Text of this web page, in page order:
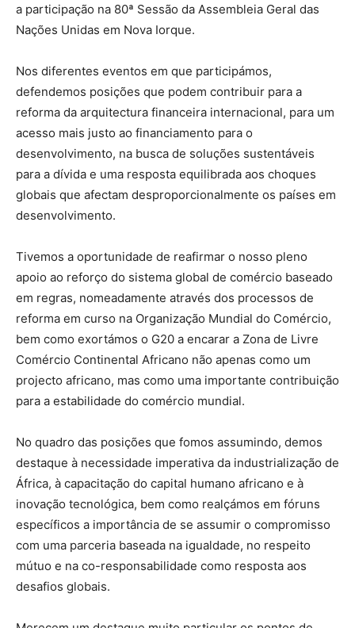
a participação na 80ª Sessão da Assembleia Geral das
Nações Unidas em Nova Iorque.
Nos diferentes eventos em que participámos,
defendemos posições que podem contribuir para a
reforma da arquitectura financeira internacional, para um
acesso mais justo ao financiamento para o
desenvolvimento, na busca de soluções sustentáveis
para a dívida e uma resposta equilibrada aos choques
globais que afectam desproporcionalmente os países em
desenvolvimento.
Tivemos a oportunidade de reafirmar o nosso pleno
apoio ao reforço do sistema global de comércio baseado
em regras, nomeadamente através dos processos de
reforma em curso na Organização Mundial do Comércio,
bem como exortámos o G20 a encarar a Zona de Livre
Comércio Continental Africano não apenas como um
projecto africano, mas como uma importante contribuição
para a estabilidade do comércio mundial.
No quadro das posições que fomos assumindo, demos
destaque à necessidade imperativa da industrialização de
África, à capacitação do capital humano africano e à
inovação tecnológica, bem como realçámos em fóruns
específicos a importância de se assumir o compromisso
com uma parceria baseada na igualdade, no respeito
mútuo e na co-responsabilidade como resposta aos
desafios globais.